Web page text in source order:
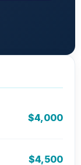
$4,000
$4,500